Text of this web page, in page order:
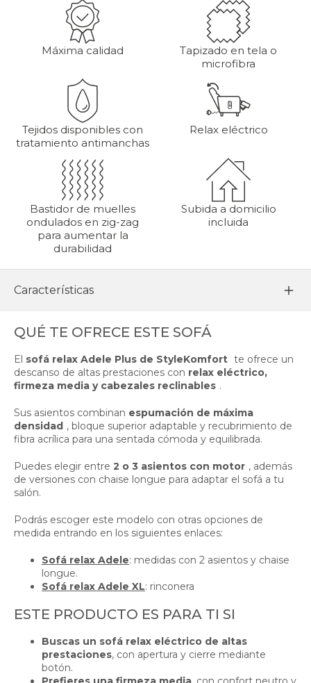
Máxima calidad
Tapizado en tela o
microfibra
Tejidos disponibles con
tratamiento antimanchas
Relax eléctrico
Bastidor de muelles
ondulados en zig-zag
para aumentar la
durabilidad
Subida a domicilio
incluida
Características
QUÉ TE OFRECE ESTE SOFÁ
El sofá relax Adele Plus de StyleKomfort te ofrece un
descanso de altas prestaciones con relax eléctrico,
firmeza media y cabezales reclinables .
Sus asientos combinan espumación de máxima
densidad , bloque superior adaptable y recubrimiento de
fibra acrílica para una sentada cómoda y equilibrada.
Puedes elegir entre 2 o 3 asientos con motor , además
de versiones con chaise longue para adaptar el sofá a tu
salón.
Podrás escoger este modelo con otras opciones de
medida entrando en los siguientes enlaces:
Sofá relax Adele: medidas con 2 asientos y chaise
longue.
Sofá relax Adele XL: rinconera
ESTE PRODUCTO ES PARA TI SI
Buscas un sofá relax eléctrico de altas
prestaciones, con apertura y cierre mediante
botón.